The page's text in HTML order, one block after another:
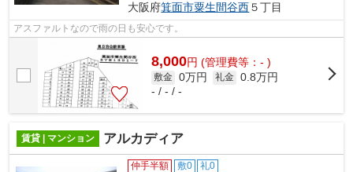
大阪府箕面市粟生間谷西５丁目
アスファルトなので雨の日も安心です。
8,000円 (管理費等：- )
敷金 0万円 礼金 0.8万円
- / - / -
賃貸 | マンション アルカディア
仲手半額 敷0 礼0